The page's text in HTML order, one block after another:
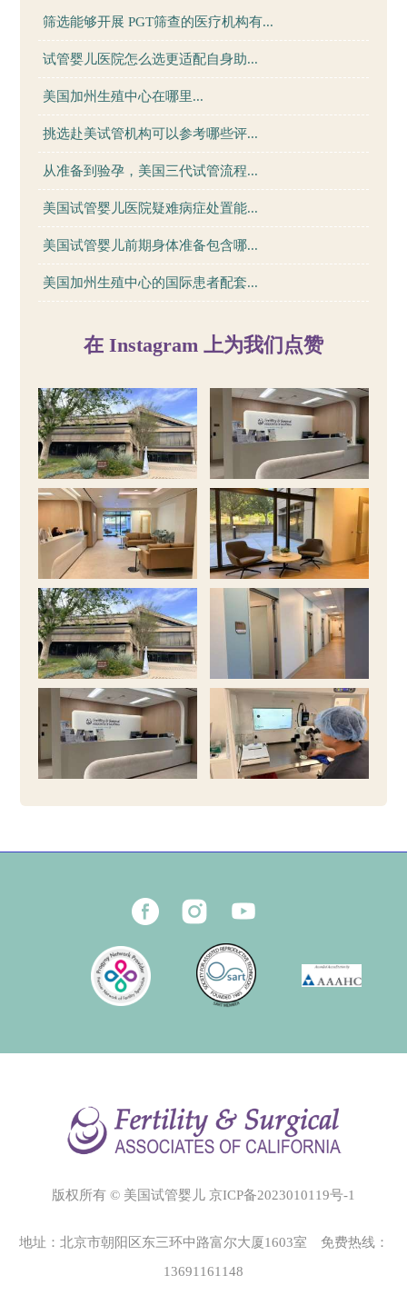
筛选能够开展 PGT筛查的医疗机构有...
试管婴儿医院怎么选更适配自身助...
美国加州生殖中心在哪里...
挑选赴美试管机构可以参考哪些评...
从准备到验孕，美国三代试管流程...
美国试管婴儿医院疑难病症处置能...
美国试管婴儿前期身体准备包含哪...
美国加州生殖中心的国际患者配套...
在 Instagram 上为我们点赞
版权所有 © 美国试管婴儿 京ICP备2023010119号-1
地址：北京市朝阳区东三环中路富尔大厦1603室 免费热线：
13691161148